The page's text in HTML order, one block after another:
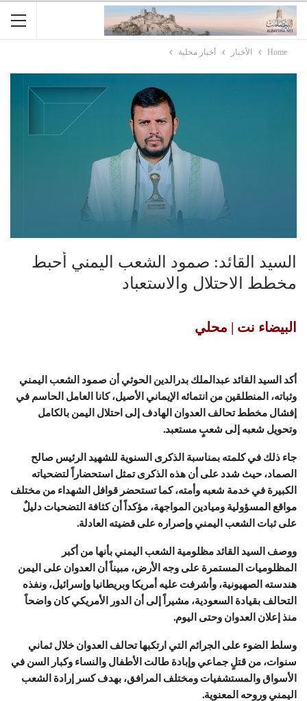
Home الأخبار أخبار محلية
السيد القائد: صمود الشعب اليمني أحبط
مخطط الاحتلال والاستعباد
البيضاء نت | محلي
أكد السيد القائد عبدالملك بدرالدين الحوثي أن صمود الشعب اليمني
وثباته، المنطلقين من انتمائه الإيماني الأصيل، كانا العامل الحاسم في
إفشال مخطط تحالف العدوان الهادف إلى احتلال اليمن بالكامل
وتحويل شعبه إلى شعبٍ مستعبد.
جاء ذلك في كلمته بمناسبة الذكرى السنوية للشهيد الرئيس صالح
الصماد، حيث شدد على أن هذه الذكرى تمثل استحضاراً لتضحياته
الكبيرة في خدمة شعبه وأمته، كما تستحضر قوافل الشهداء من مختلف
مواقع المسؤولية وميادين المواجهة، مؤكداً أن كثافة التضحيات دليلٌ
على ثبات الشعب اليمني وإصراره على قضيته العادلة.
ووصف السيد القائد مظلومية الشعب اليمني بأنها من أكبر
المظلوميات المستمرة على وجه الأرض، مبيناً أن العدوان على اليمن
هندسته الصهيونية، وأشرفت عليه أمريكا وبريطانيا وإسرائيل، ونفذه
التحالف بقيادة السعودية، مشيراً إلى أن الدور الأمريكي كان واضحاً
منذ إعلان العدوان وحتى اليوم.
وسلط الضوء على الجرائم التي ارتكبها تحالف العدوان خلال ثماني
سنوات، من قتلٍ جماعي وإبادة طالت الأطفال والنساء وكبار السن في
الأسواق والمستشفيات ومختلف المرافق، بهدف كسر إرادة الشعب
اليمني وروحه المعنوية.